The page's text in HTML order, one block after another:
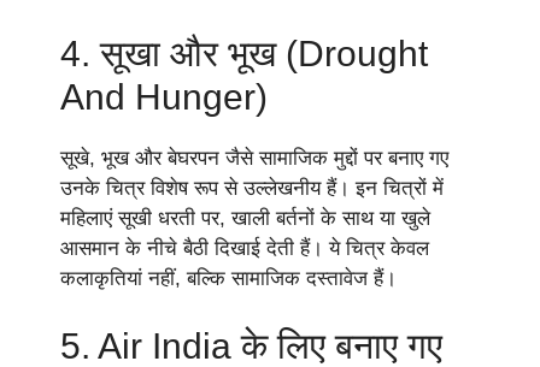
4. सूखा और भूख (Drought
And Hunger)
सूखे, भूख और बेघरपन जैसे सामाजिक मुद्दों पर बनाए गए
उनके चित्र विशेष रूप से उल्लेखनीय हैं। इन चित्रों में
महिलाएं सूखी धरती पर, खाली बर्तनों के साथ या खुले
आसमान के नीचे बैठी दिखाई देती हैं। ये चित्र केवल
कलाकृतियां नहीं, बल्कि सामाजिक दस्तावेज हैं।
5. Air India के लिए बनाए गए